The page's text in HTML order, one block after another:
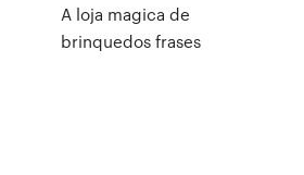
A loja magica de
brinquedos frases